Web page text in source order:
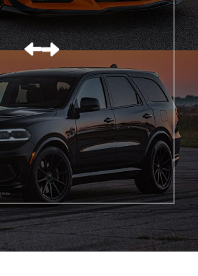
كورفيت C8 Z06